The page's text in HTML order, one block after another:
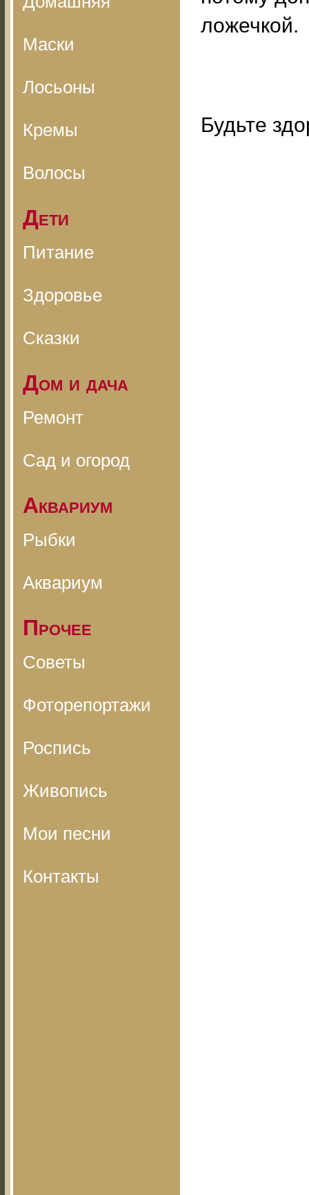
Маски
Лосьоны
Кремы
Волосы
Дети
Питание
Здоровье
Сказки
Дом и дача
Ремонт
Сад и огород
Аквариум
Рыбки
Аквариум
Прочее
Советы
Фоторепортажи
Роспись
Живопись
Мои песни
Контакты
ложечкой.
Будьте